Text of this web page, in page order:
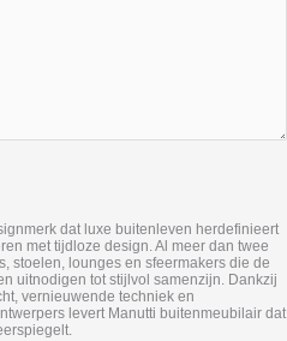
dat luxe buitenleven herdefinieert
met tijdloze design. Al meer dan twee
stoelen, lounges en sfeermakers die de
uitnodigen tot stijlvol samenzijn. Dankzij
vernieuwende techniek en
levert Manutti buitenmeubilair dat